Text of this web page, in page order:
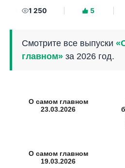
1 250 5
Смотрите все выпуски
главном» за 2026 год.
О самом главном
23.03.2026
О самом главном
19.03.2026